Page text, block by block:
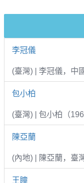
李冠儀
(臺灣) | 李冠儀，中
包小柏
(臺灣) | 包小柏（
陳亞蘭
(內地) | 陳亞蘭，臺
王瞳